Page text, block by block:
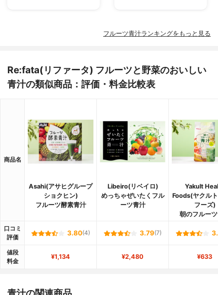
フルーツ青汁ランキングをもっと見る
Re:fata(リファータ) フルーツと野菜のおいしい
青汁の類似商品：評価・料金比較表
商品名
Asahi(アサヒグループ
ショクヒン)
フルーツ酵素青汁
Libeiro(リベイロ)
めっちゃぜいたくフル
ーツ青汁
Yakult
Foods(ヤクル
フーズ)
朝のフルー
口コミ
評価
3.80(4) 3.79(7)
値段
料金
¥1,134 ¥2,480 ¥633